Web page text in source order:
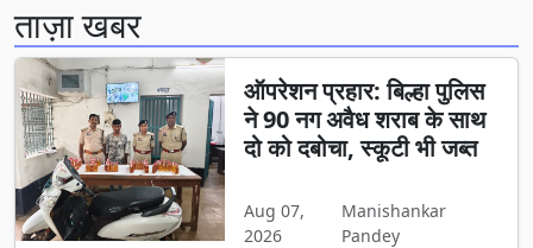
ताज़ा खबर
ऑपरेशन प्रहार: बिल्हा पुलिस
ने 90 नग अवैध शराब के साथ
दो को दबोचा, स्कूटी भी जब्त
Aug 07,
2026
Manishankar
Pandey